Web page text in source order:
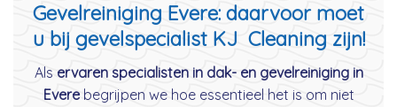
Gevelreiniging Evere: daarvoor moet
u bij gevelspecialist KJ Cleaning zijn!
Als ervaren specialisten in dak- en gevelreiniging in
Everebegrijpen we hoe essentieel het is om niet